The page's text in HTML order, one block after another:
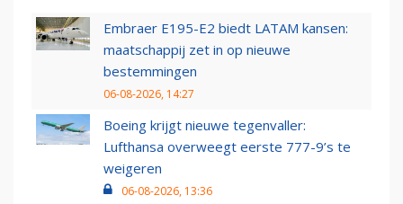
Embraer E195-E2 biedt LATAM kansen:
maatschappij zet in op nieuwe
bestemmingen
06-08-2026, 14:27
Boeing krijgt nieuwe tegenvaller:
Lufthansa overweegt eerste 777-9’s te
weigeren
06-08-2026, 13:36